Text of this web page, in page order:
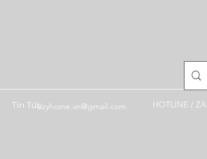
Tin Tứcizzyhome.vn@gmail.com HOTLINE /